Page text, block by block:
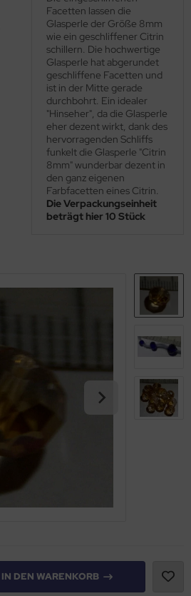
Facetten lassen die
Glasperle der Größe 8mm
wie ein geschliffener Citrin
schillern. Die hochwertige
Glasperle hat abgerundet
geschliffene Facetten und
ist in der Mitte gerade
durchbohrt. Ein idealer
"Hinseher", da die Glasperle
eher dezent wirkt, dank des
hervorragenden Schliffs
funkelt die Glasperle "Citrin
8mm" wunderbar dezent in
den ganz eigenen
Farbfacetten eines Citrin.
Die Verpackungseinheit
beträgt hier 10 Stück
IN DEN WARENKORB